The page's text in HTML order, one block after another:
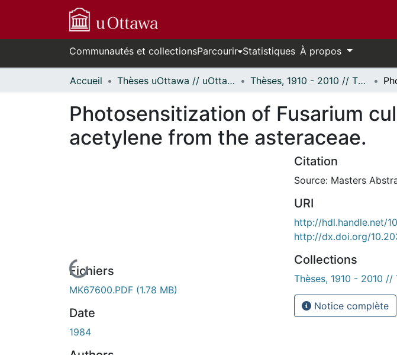
Communautés et collectionsParcourir Statistiques À propos
Accueil Thèses uOttawa // uOttawa Theses Thèses, 1910 - 2010 // Theses, 1910 - 2010
Photosensitization of Fusarium
acetylene from the asteraceae.
En cours de chargement...
Fichiers
MK67600.PDF (1.78 MB)
Date
1984
Citation
Source: Masters
URI
http://hdl.handle.net/
http://dx.doi.org/
Collections
Thèses, 1910 - 2010 //
Notice complète